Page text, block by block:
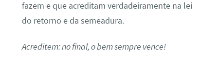
fazem e que acreditam verdadeiramente na lei
do retorno e da semeadura.
Acreditem: no final, o bem sempre vence!